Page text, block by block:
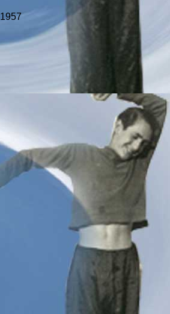
1957